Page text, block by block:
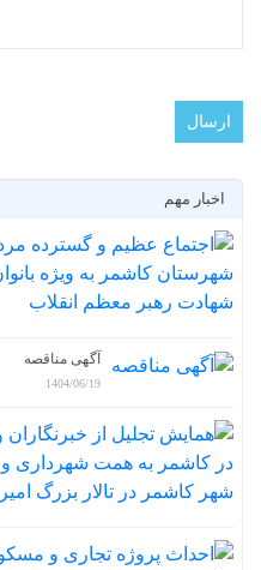
اخبار مهم
آگهی مناقصه
1404/06/19